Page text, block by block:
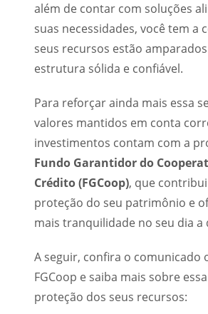
além de contar com soluções
suas necessidades, você tem a
seus recursos estão
estrutura sólida e confiável.
Para reforçar ainda mais essa
valores mantidos em conta
investimentos contam com a
Fundo Garantidor do
Crédito (FGCoop), que
proteção do seu patrimônio e
mais tranquilidade no seu dia a
A seguir, confira o comunicado
FGCoop e saiba mais sobre
proteção dos seus recursos: